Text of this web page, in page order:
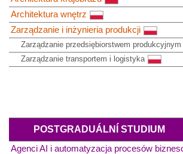
Architektura wnętrz
Zarządzanie i inżynieria produkcji
Zarządzanie przedsiębiorstwem produkcyjnym
Zarządzanie transportem i logistyka
POSTGRADUÁLNÍ STUDIUM
Agenci AI i automatyzacja procesów